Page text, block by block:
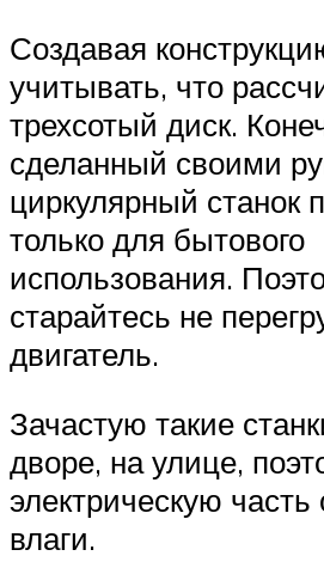
Создавая
учитывать, что
трехсотый диск.
сделанный своими
циркулярный станок
только для бытового
использования.
старайтесь не
двигатель.
Зачастую такие
дворе, на улице,
электрическую
влаги.